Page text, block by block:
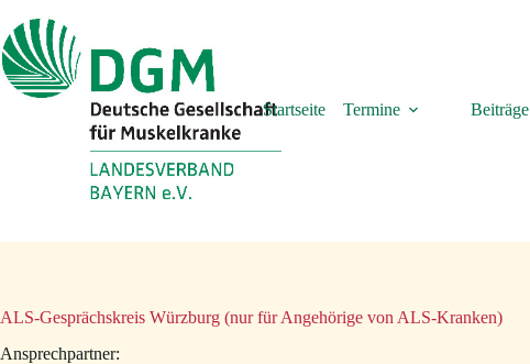
Inhalt
springen
Startseite Termine Beiträge
ALS-Gesprächskreis Würzburg (nur für Angehörige von ALS-Kranken)
Ansprechpartner: